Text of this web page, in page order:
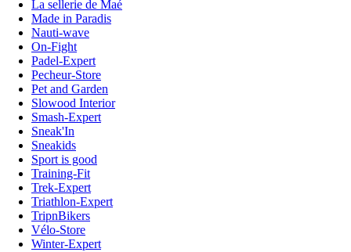
La sellerie de Maé
Made in Paradis
Nauti-wave
On-Fight
Padel-Expert
Pecheur-Store
Pet and Garden
Slowood Interior
Smash-Expert
Sneak'In
Sneakids
Sport is good
Training-Fit
Trek-Expert
Triathlon-Expert
TripnBikers
Vélo-Store
Winter-Expert